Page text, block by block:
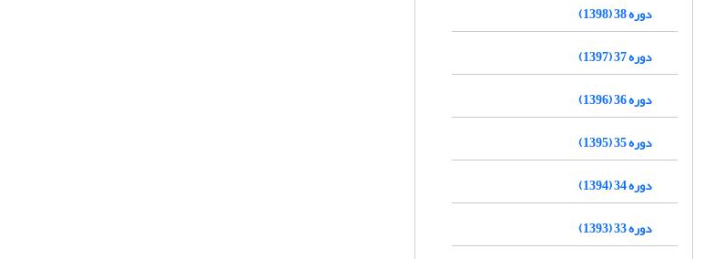
دوره 38 (1398)
دوره 37 (1397)
دوره 36 (1396)
دوره 35 (1395)
دوره 34 (1394)
دوره 33 (1393)